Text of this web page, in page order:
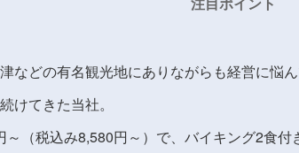
などの有名観光地にありながらも経営に悩
けてきた当社。
～（税込み8,580円～）で、バイキング2食